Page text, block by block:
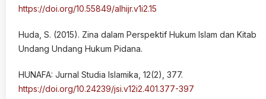
https://doi.org/10.55849/alhijr.v1i2.15
Huda, S. (2015). Zina dalam Perspektif Hukum Islam dan Kitab
Undang Undang Hukum Pidana.
HUNAFA: Jurnal Studia Islamika, 12(2), 377.
https://doi.org/10.24239/jsi.v12i2.401.377-397